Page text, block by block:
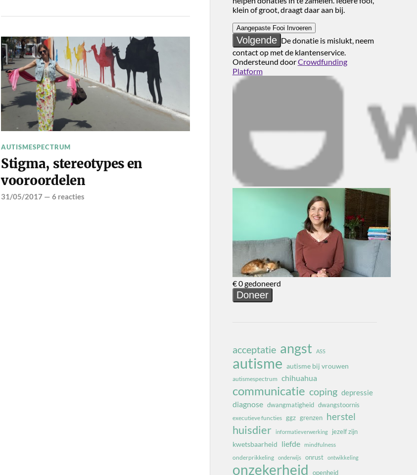
AUTISMESPECTRUM
Stigma, stereotypes en
vooroordelen
31/05/2017— 6 reacties
acceptatie angst ASS
autisme autisme bij vrouwen
autismespectrum chihuahua
communicatie coping depressie
diagnose dwangmatigheid dwangstoornis
executieve functies ggz grenzen herstel
huisdier informatieverwerking jezelf zijn
kwetsbaarheid liefde
mindfulness
onderprikkeling
onderwijs onrust ontwikkeling
onzekerheid openheid